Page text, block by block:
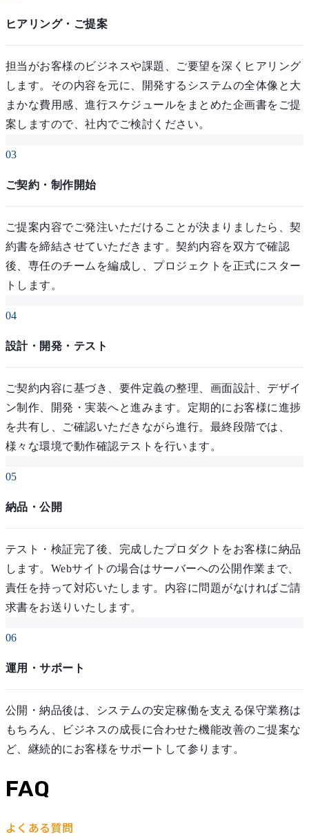
ヒアリング・ご提案
担当がお客様のビジネスや課題、ご要望を深くヒアリング
します。その内容を元に、開発するシステムの全体像と大
まかな費用感、進行スケジュールをまとめた企画書をご提
案しますので、社内でご検討ください。
03
ご契約・制作開始
ご提案内容でご発注いただけることが決まりましたら、契
約書を締結させていただきます。契約内容を双方で確認
後、専任のチームを編成し、プロジェクトを正式にスター
トします。
04
設計・開発・テスト
ご契約内容に基づき、要件定義の整理、画面設計、デザイ
ン制作、開発・実装へと進みます。定期的にお客様に進捗
を共有し、ご確認いただきながら進行。最終段階では、
様々な環境で動作確認テストを行います。
05
納品・公開
テスト・検証完了後、完成したプロダクトをお客様に納品
します。Webサイトの場合はサーバーへの公開作業まで、
責任を持って対応いたします。内容に問題がなければご請
求書をお送りいたします。
06
運用・サポート
公開・納品後は、システムの安定稼働を支える保守業務は
もちろん、ビジネスの成長に合わせた機能改善のご提案な
ど、継続的にお客様をサポートして参ります。
FAQ
よくある質問